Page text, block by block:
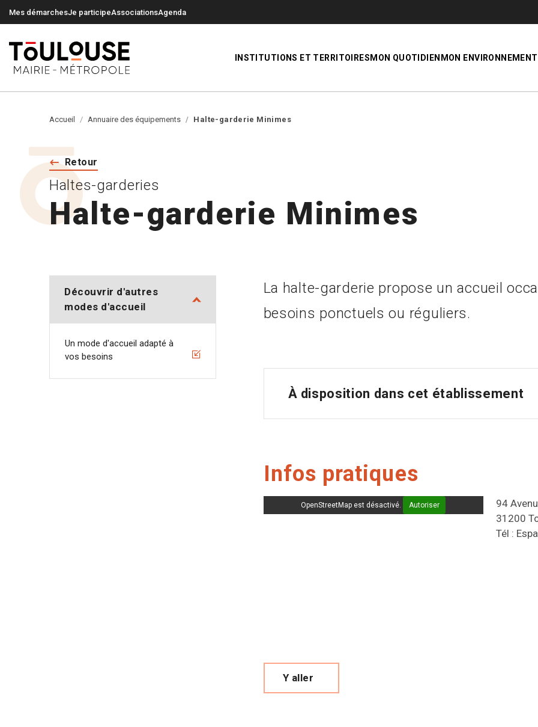
Mes démarchesJe participeAssociationsAgenda
INSTITUTIONS ET TERRITOIRES MON QUOTIDIEN MON ENVIRONNEMENT
Accueil Annuaire des équipements Halte-garderie Minimes
Retour
Halte-garderie Minimes
Haltes-garderies
Découvrir d'autres
modes d'accueil
Un mode d'accueil adapté à
vos besoins
La halte-garderie propose un accueil
besoins ponctuels ou réguliers.
À disposition dans cet établissement
Infos pratiques
OpenStreetMap est désactivé. Autoriser
Y aller
94
31200
Tél :